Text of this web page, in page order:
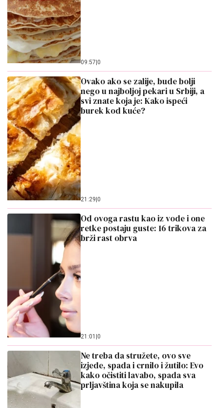
09:57 0
Ovako ako se zalije, bude bolji
nego u najboljoj pekari u Srbiji, a
svi znate koja je: Kako ispeći
burek kod kuće?
21:29 0
Od ovoga rastu kao iz vode i one
retke postaju guste: 16 trikova za
brži rast obrva
21:01 0
Ne treba da stružete, ovo sve
izjede, spada i crnilo i žutilo: Evo
kako očistiti lavabo, spada sva
prljavština koja se nakupila